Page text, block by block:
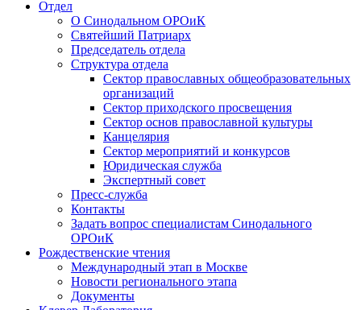
Отдел
О Синодальном ОРОиК
Святейший Патриарх
Председатель отдела
Структура отдела
Сектор православных общеобразовательных
организаций
Сектор приходского просвещения
Сектор основ православной культуры
Канцелярия
Сектор мероприятий и конкурсов
Юридическая служба
Экспертный совет
Пресс-служба
Контакты
Задать вопрос специалистам Синодального
ОРОиК
Рождественские чтения
Международный этап в Москве
Новости регионального этапа
Документы